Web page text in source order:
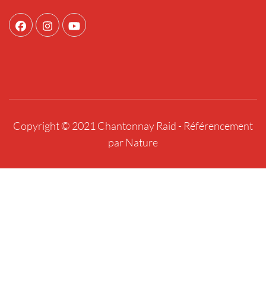
Copyright © 2021 Chantonnay Raid - Référencement
par Nature